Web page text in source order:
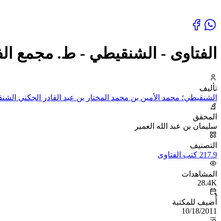
الفتاوى - الشنقيطي - ط. مجمع
تأليف
الشنقيطي؛ محمد الأمين بن محمد المختار بن عبد القادر الجكني
المحقق
سليمان بن عبد الله العمير
التصنيف
217.9 كتب الفتاوى
المشاهدات
28.4K
أُضيف للمكتبة
10/18/2011